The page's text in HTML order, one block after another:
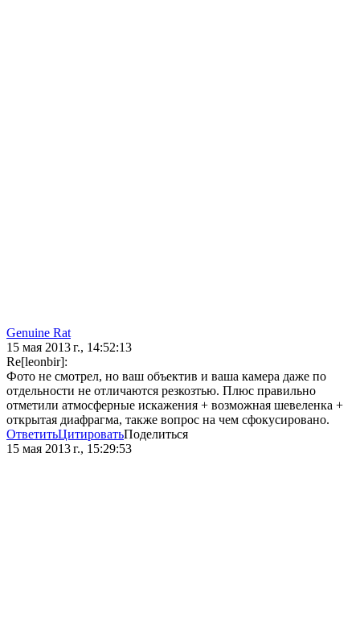
Genuine Rat
15 мая 2013 г., 14:52:13
Re[leonbir]:
Фото не смотрел, но ваш объектив и ваша камера даже по
отдельности не отличаются резкозтью. Плюс правильно
отметили атмосферные искажения + возможная шевеленка +
открытая диафрагма, также вопрос на чем сфокусировано.
ОтветитьЦитироватьПоделиться
15 мая 2013 г., 15:29:53